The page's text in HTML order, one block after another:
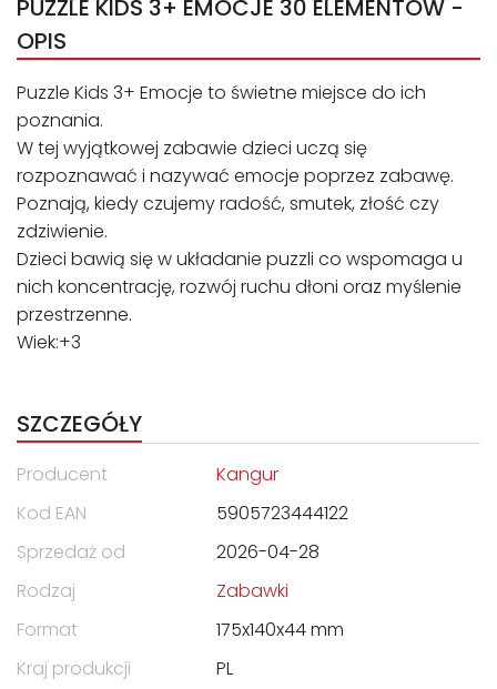
PUZZLE KIDS 3+ EMOCJE 30 ELEMENTÓW -
OPIS
Puzzle Kids 3+ Emocje to świetne miejsce do ich
poznania.
W tej wyjątkowej zabawie dzieci uczą się
rozpoznawać i nazywać emocje poprzez zabawę.
Poznają, kiedy czujemy radość, smutek, złość czy
zdziwienie.
Dzieci bawią się w układanie puzzli co wspomaga u
nich koncentrację, rozwój ruchu dłoni oraz myślenie
przestrzenne.
Wiek:+3
SZCZEGÓŁY
Producent
Kangur
Kod EAN
5905723444122
Sprzedaż od
2026-04-28
Rodzaj
Zabawki
Format
175x140x44 mm
Kraj produkcji
PL